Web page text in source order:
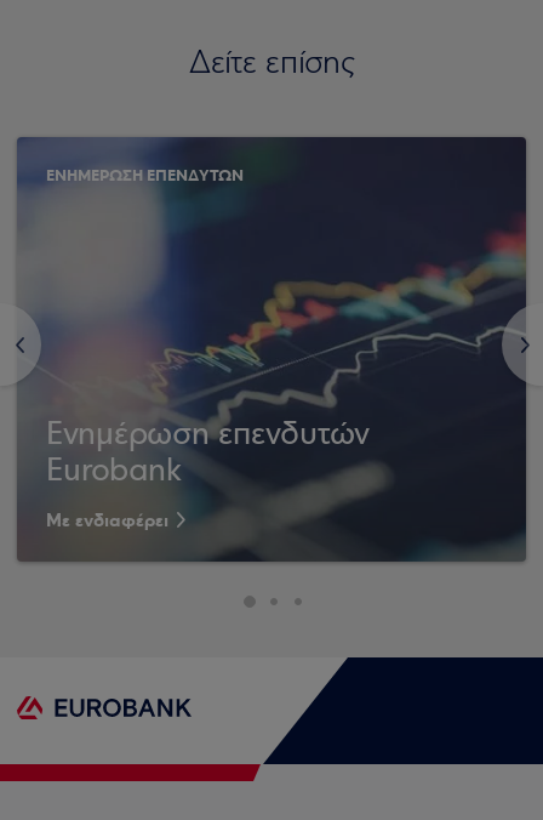
Δείτε επίσης
<
ΕΝΗΜΕΡΩΣΗ ΕΠΕΝΔΥΤΩΝ
Ενημέρωση επενδυτών
Eurobank
Με ενδιαφέρει
>